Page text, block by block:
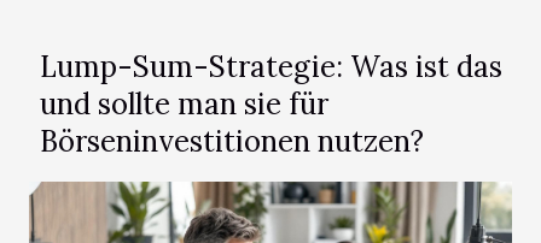
Lump-Sum-Strategie: Was ist das
und sollte man sie für
Börseninvestitionen nutzen?